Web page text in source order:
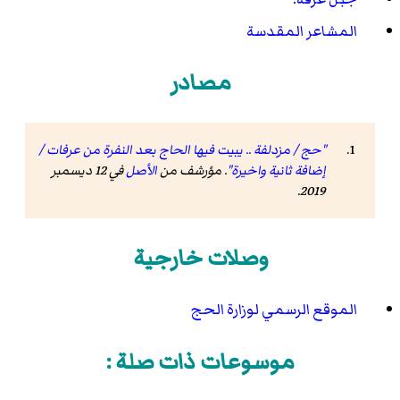
المشاعر المقدسة
مصادر
"حج / مزدلفة .. يبيت فيها الحاج بعد النفرة من عرفات /
إضافة ثانية واخيرة". مؤرشف منالأصل
في 12 ديسمبر
2019.
وصلات خارجية
الموقع الرسمي لوزارة الحج
موسوعات ذات صلة :